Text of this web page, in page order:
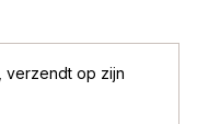
verzendt op zijn